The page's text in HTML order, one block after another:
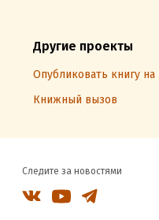
Другие проекты
Опубликовать книгу
Книжный вызов
Следите за новостями